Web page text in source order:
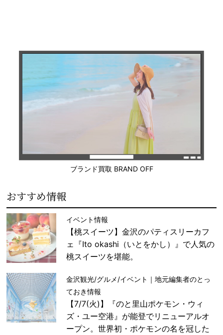
ブランド買取 BRAND OFF
おすすめ情報
イベント情報
【桃スイーツ】金沢のパティスリーカフ
ェ『Ito okashi（いとをかし）』で人気の
桃スイーツを堪能。
金沢観光/グルメ/イベント｜地元編集者のとっ
ておき情報
【7/7(火)】『のと里山ポケモン・ウィ
ズ・ユー空港』が能登でリニューアルオ
ープン。世界初・ポケモンの名を冠した